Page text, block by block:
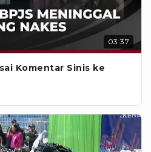
03:37
Komentar Sinis ke